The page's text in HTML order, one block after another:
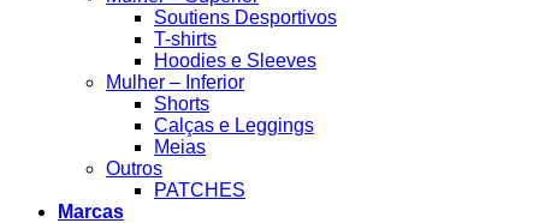
Soutiens Desportivos
T-shirts
Hoodies e Sleeves
Mulher – Inferior
Shorts
Calças e Leggings
Meias
Outros
PATCHES
Marcas